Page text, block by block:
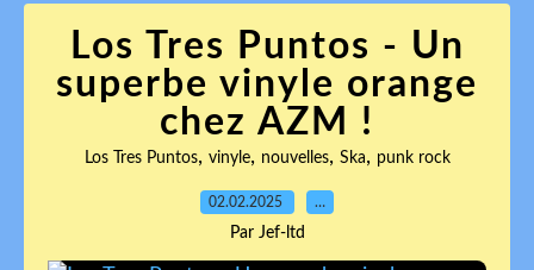
Los Tres Puntos - Un
superbe vinyle orange
chez AZM !
Los Tres Puntos, vinyle, nouvelles, Ska, punk rock
02.02.2025 …
Par Jef-ltd